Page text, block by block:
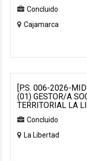
Concluido
Cajamarca
[P.S. 006-2026-
(01) GESTOR/A
TERRITORIAL LA
Concluido
La Libertad